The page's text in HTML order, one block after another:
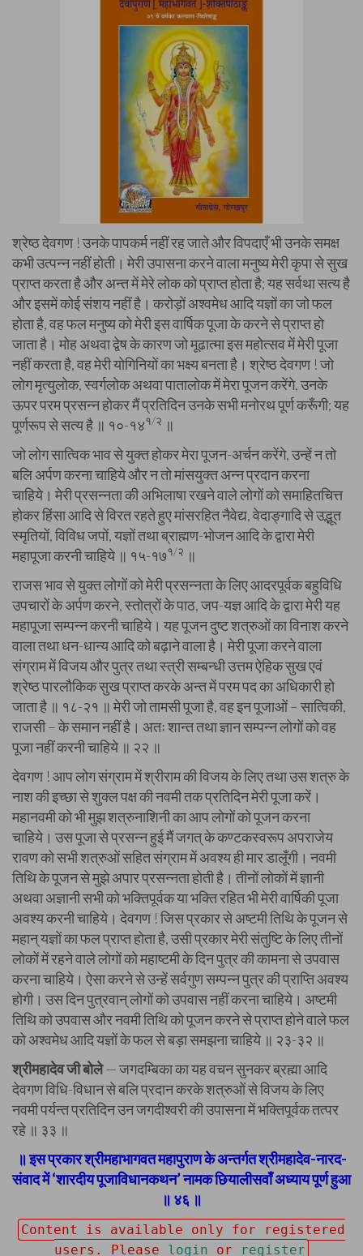
श्रेष्ठ देवगण ! उनके पापकर्म नहीं रह जाते और विपदाएँ भी उनके समक्ष
कभी उत्पन्न नहीं होती। मेरी उपासना करने वाला मनुष्य मेरी कृपा से सुख
प्राप्त करता है और अन्त में मेरे लोक को प्राप्त होता है; यह सर्वथा सत्य है
और इसमें कोई संशय नहीं है। करोड़ों अश्वमेध आदि यज्ञों का जो फल
होता है, वह फल मनुष्य को मेरी इस वार्षिक पूजा के करने से प्राप्त हो
जाता है। मोह अथवा द्वेष के कारण जो मूढात्मा इस महोत्सव में मेरी पूजा
नहीं करता है, वह मेरी योगिनियों का भक्ष्य बनता है। श्रेष्ठ देवगण ! जो
लोग मृत्युलोक, स्वर्गलोक अथवा पातालोक में मेरा पूजन करेंगे, उनके
ऊपर परम प्रसन्न होकर मैं प्रतिदिन उनके सभी मनोरथ पूर्ण करूँगी; यह
पूर्णरूप से सत्य है ॥ १०-१४१/२ ॥
जो लोग सात्विक भाव से युक्त होकर मेरा पूजन-अर्चन करेंगे, उन्हें न तो
बलि अर्पण करना चाहिये और न तो मांसयुक्त अन्न प्रदान करना
चाहिये। मेरी प्रसन्नता की अभिलाषा रखने वाले लोगों को समाहितचित्त
होकर हिंसा आदि से विरत रहते हुए मांसरहित नैवेद्य, वेदाङ्गादि से उद्भूत
स्मृतियों, विविध जपों, यज्ञों तथा ब्राह्मण-भोजन आदि के द्वारा मेरी
महापूजा करनी चाहिये ॥ १५-१७१/२ ॥
राजस भाव से युक्त लोगों को मेरी प्रसन्नता के लिए आदरपूर्वक बहुविधि
उपचारों के अर्पण करने, स्तोत्रों के पाठ, जप-यज्ञ आदि के द्वारा मेरी यह
महापूजा सम्पन्न करनी चाहिये। यह पूजन दुष्ट शत्रुओं का विनाश करने
वाला तथा धन-धान्य आदि को बढ़ाने वाला है। मेरी पूजा करने वाला
संग्राम में विजय और पुत्र तथा स्त्री सम्बन्धी उत्तम ऐहिक सुख एवं
श्रेष्ठ पारलौकिक सुख प्राप्त करके अन्त में परम पद का अधिकारी हो
जाता है ॥ १८-२१ ॥ मेरी जो तामसी पूजा है, वह इन पूजाओं – सात्विकी,
राजसी – के समान नहीं है। अतः शान्त तथा ज्ञान सम्पन्न लोगों को वह
पूजा नहीं करनी चाहिये ॥ २२ ॥
देवगण ! आप लोग संग्राम में श्रीराम की विजय के लिए तथा उस शत्रु के
नाश की इच्छा से शुक्ल पक्ष की नवमी तक प्रतिदिन मेरी पूजा करें।
महानवमी को भी मुझ शत्रुनाशिनी का आप लोगों को पूजन करना
चाहिये। उस पूजा से प्रसन्न हुई मैं जगत् के कण्टकस्वरूप अपराजेय
रावण को सभी शत्रुओं सहित संग्राम में अवश्य ही मार डालूँगी। नवमी
तिथि के पूजन से मुझे अपार प्रसन्नता होती है। तीनों लोकों में ज्ञानी
अथवा अज्ञानी सभी को भक्तिपूर्वक या भक्ति रहित भी मेरी वार्षिकी पूजा
अवश्य करनी चाहिये। देवगण ! जिस प्रकार से अष्टमी तिथि के पूजन से
महान् यज्ञों का फल प्राप्त होता है, उसी प्रकार मेरी संतुष्टि के लिए तीनों
लोकों में रहने वाले लोगों को महाष्टमी के दिन पुत्र की कामना से उपवास
करना चाहिये। ऐसा करने से उन्हें सर्वगुण सम्पन्न पुत्र की प्राप्ति अवश्य
होगी। उस दिन पुत्रवान् लोगों को उपवास नहीं करना चाहिये। अष्टमी
तिथि को उपवास और नवमी तिथि को पूजन करने से प्राप्त होने वाले फल
को अश्वमेध आदि यज्ञों के फल से बड़ा समझना चाहिये ॥ २३-३२ ॥
श्रीमहादेव जी बोले— जगदम्बिका का यह वचन सुनकर ब्रह्मा आदि
देवगण विधि-विधान से बलि प्रदान करके शत्रुओं से विजय के लिए
नवमी पर्यन्त प्रतिदिन उन जगदीश्वरी की उपासना में भक्तिपूर्वक तत्पर
रहे ॥ ३३ ॥
॥ इस प्रकार श्रीमहाभागवत महापुराण के अन्तर्गत श्रीमहादेव-नारद-
संवाद में ‘शारदीय पूजाविधानकथन’ नामक छियालीसवाँ अध्याय पूर्ण हुआ
॥ ४६ ॥
Content is available only for registered
users. Please login or register